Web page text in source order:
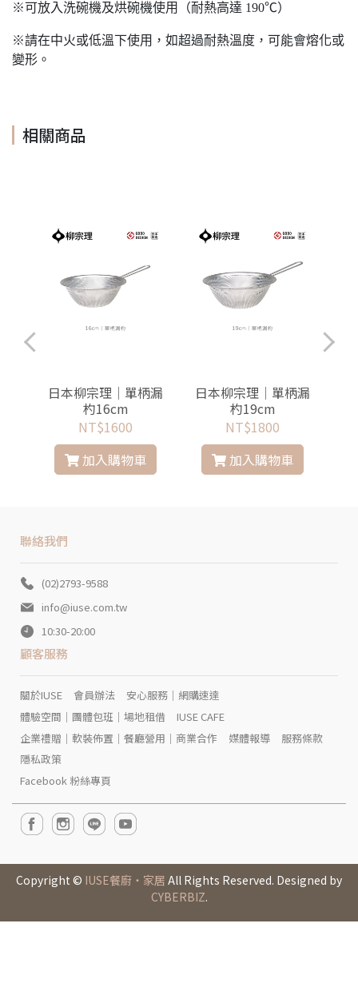
※可放入洗碗機及烘碗機使用（耐熱高達 190℃）
※請在中火或低溫下使用，如超過耐熱溫度，可能會熔化或
變形。
相關商品
日本柳宗理│單柄漏
杓16cm
NT$1600
加入購物車
日本柳宗理│單柄漏
杓19cm
NT$1800
加入購物車
聯絡我們
(02)2793-9588
info@iuse.com.tw
10:30-20:00
顧客服務
關於IUSE 會員辦法
安心服務｜網購速達
體驗空間｜團體包班｜場地租借
IUSE CAFE
企業禮贈｜軟裝佈置｜餐廳營用｜商業合作
媒體報導
服務條款
隱私政策
Facebook 粉絲專頁
Copyright © IUSE餐廚‧家居 All Rights Reserved. Designed by
CYBERBIZ.